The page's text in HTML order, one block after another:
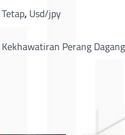
Tetap, Usd/jpy
Kekhawatiran Perang